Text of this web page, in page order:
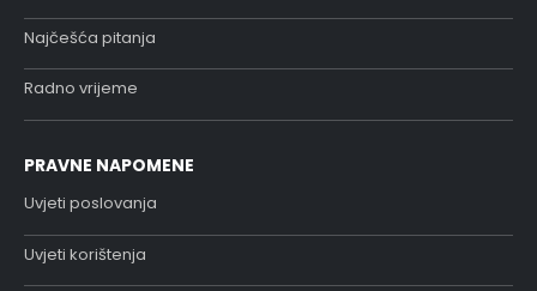
Najčešća pitanja
Radno vrijeme
PRAVNE NAPOMENE
Uvjeti poslovanja
Uvjeti korištenja